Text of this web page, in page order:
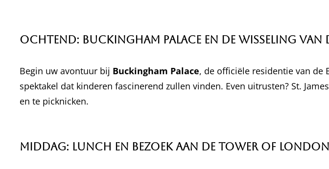
Ochtend: Buckingham Palace en de Wisseling van
Begin uw avontuur bij Buckingham Palace, de officiële residentie van de
spektakel dat kinderen fascinerend zullen vinden. Even uitrusten? St.
en te picknicken.
Middag: Lunch en Bezoek aan de Tower of London